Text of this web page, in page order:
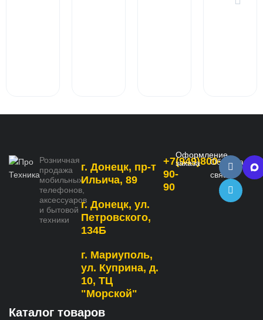
Розничная
продажа
мобильных
телефонов,
аксессуаров
и бытовой
техники
г. Донецк, пр-т
Ильича, 89
г. Донецк, ул.
Петровского,
134Б
г. Мариуполь,
ул. Куприна, д.
10, ТЦ
"Морской"
+7(949)800-
90-
90
Оформление
заказа
Обратная
связь
Каталог товаров